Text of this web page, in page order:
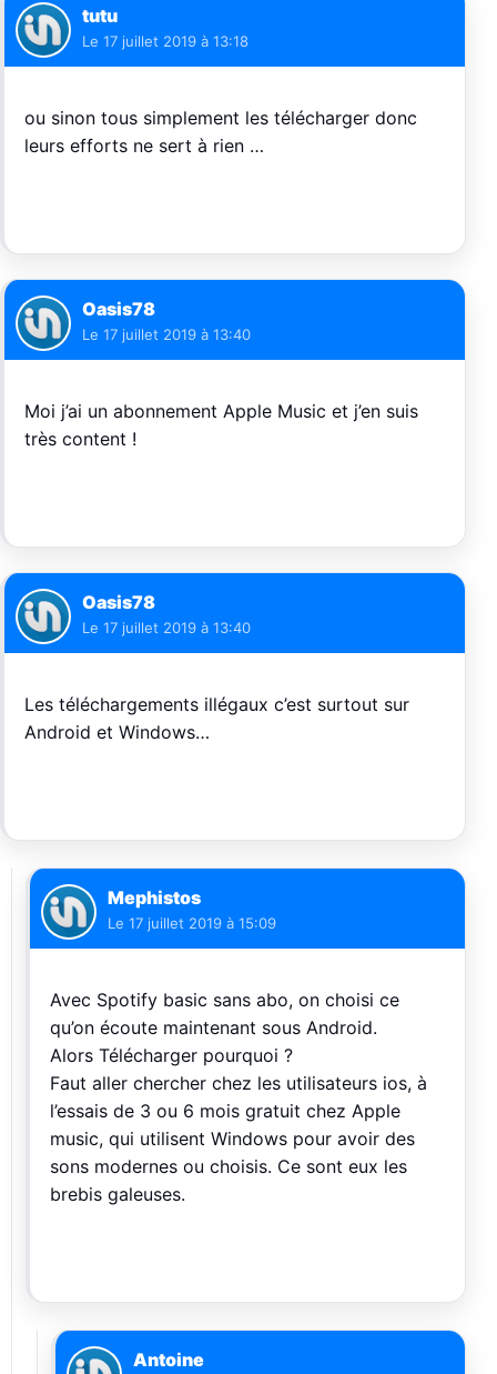
tutu
Le 17 juillet 2019 à 13:18
ou sinon tous simplement les télécharger donc
leurs efforts ne sert à rien …
Oasis78
Le 17 juillet 2019 à 13:40
Moi j’ai un abonnement Apple Music et j’en suis
très content !
Oasis78
Le 17 juillet 2019 à 13:40
Les téléchargements illégaux c’est surtout sur
Android et Windows…
Mephistos
Le 17 juillet 2019 à 15:09
Avec Spotify basic sans abo, on choisi ce
qu’on écoute maintenant sous Android.
Alors Télécharger pourquoi ?
Faut aller chercher chez les utilisateurs ios, à
l’essais de 3 ou 6 mois gratuit chez Apple
music, qui utilisent Windows pour avoir des
sons modernes ou choisis. Ce sont eux les
brebis galeuses.
Antoine